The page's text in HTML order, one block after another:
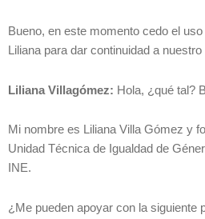
Bueno, en este momento cedo el
Liliana para dar continuidad a
Liliana Villagómez: Hola, ¿qué tal?
Mi nombre es Liliana Villa Gómez y
Unidad Técnica de Igualdad de
INE.
¿Me pueden apoyar con la siguiente